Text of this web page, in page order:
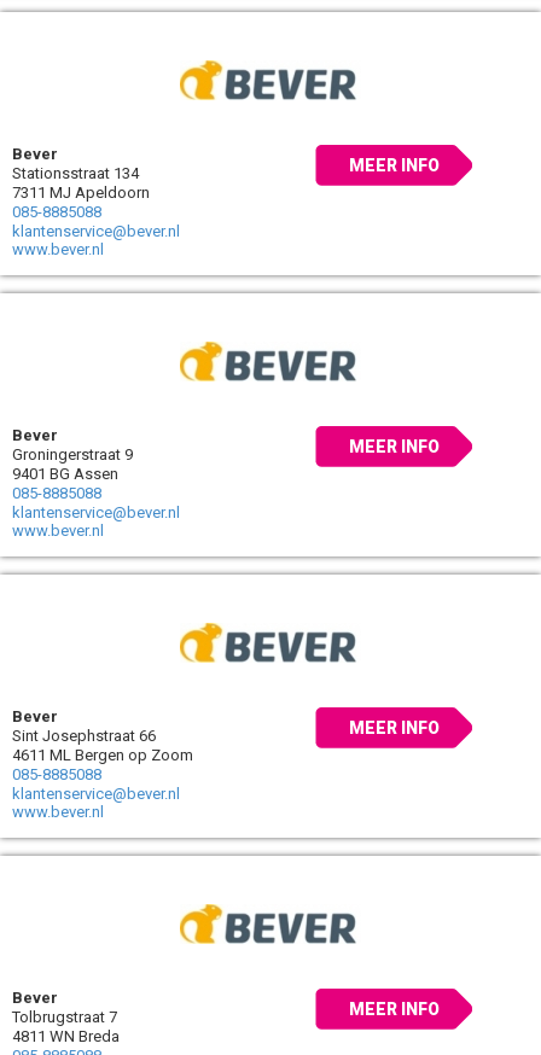
Bever
Stationsstraat 134
7311 MJ Apeldoorn
085-8885088
klantenservice@bever.nl
www.bever.nl
MEER INFO
Bever
Groningerstraat 9
9401 BG Assen
085-8885088
klantenservice@bever.nl
www.bever.nl
MEER INFO
Bever
Sint Josephstraat 66
4611 ML Bergen op Zoom
085-8885088
klantenservice@bever.nl
www.bever.nl
MEER INFO
Bever
Tolbrugstraat 7
4811 WN Breda
MEER INFO